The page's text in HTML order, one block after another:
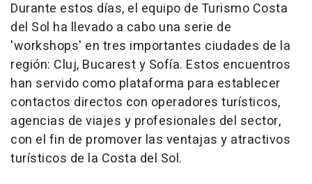
Durante estos días, el equipo de Turismo Costa
del Sol ha llevado a cabo una serie de
'workshops' en tres importantes ciudades de la
región: Cluj, Bucarest y Sofía. Estos encuentros
han servido como plataforma para establecer
contactos directos con operadores turísticos,
agencias de viajes y profesionales del sector,
con el fin de promover las ventajas y atractivos
turísticos de la Costa del Sol.